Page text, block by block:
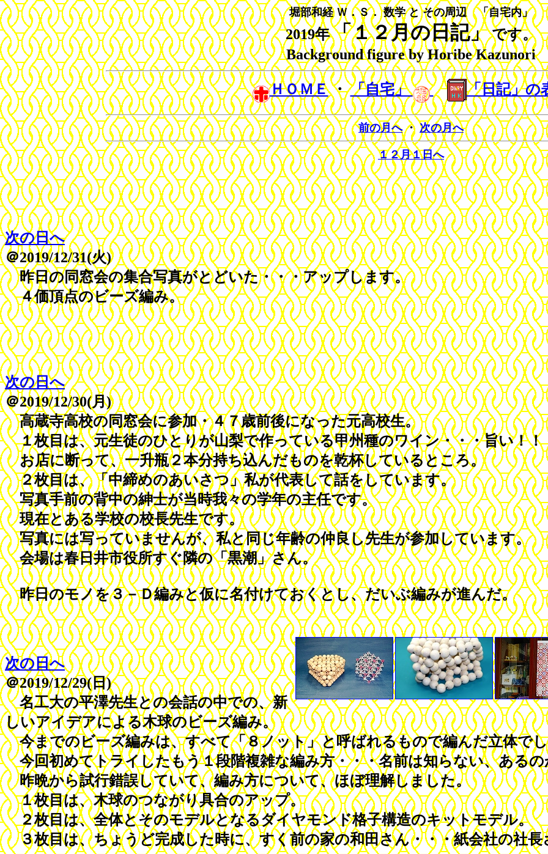
堀部和経 Ｗ．Ｓ． 数学 と その周辺 「自宅内」
2019年「１２月の日記」です。
Background figure by Horibe Kazunori
ＨＯＭＥ・「自宅」 「日記」の
前の月へ ・ 次の月へ
１２月１日へ
次の日へ
＠2019/12/31(火)
昨日の同窓会の集合写真がとどいた・・・アップします。
４価頂点のビーズ編み。
次の日へ
＠2019/12/30(月)
高蔵寺高校の同窓会に参加・４７歳前後になった元高校生。
１枚目は、元生徒のひとりが山梨で作っている甲州種のワイン・・・旨い！！
お店に断って、一升瓶２本分持ち込んだものを乾杯しているところ。
２枚目は、「中締めのあいさつ」私が代表して話をしています。
写真手前の背中の紳士が当時我々の学年の主任です。
現在とある学校の校長先生です。
写真には写っていませんが、私と同じ年齢の仲良し先生が参加しています。
会場は春日井市役所すぐ隣の「黒潮」さん。
昨日のモノを３－Ｄ編みと仮に名付けておくとし、だいぶ編みが進んだ。
次の日へ
＠2019/12/29(日)
名工大の平澤先生との会話の中での、新
しいアイデアによる木球のビーズ編み。
今までのビーズ編みは、すべて「８ノット」と呼ばれるもので編んだ立体で
今回初めてトライしたもう１段階複雑な編み方・・・名前は知らない、あるの
昨晩から試行錯誤していて、編み方について、ほぼ理解しました。
１枚目は、木球のつながり具合のアップ。
２枚目は、全体とそのモデルとなるダイヤモンド格子構造のキットモデル。
３枚目は、ちょうど完成した時に、すく前の家の和田さん・・・紙会社の社